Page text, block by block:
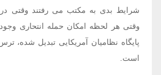
شرایط بدی به مکتب می رفتند وقتی در
وقتی هر لحظه امکان حمله انتحاری
پایگاه نظامیان آمریکایی تبدیل شده،
است.